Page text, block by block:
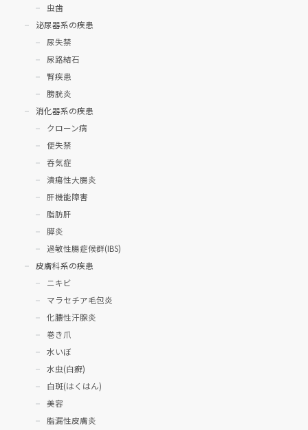
虫歯
泌尿器系の疾患
尿失禁
尿路結石
腎疾患
膀胱炎
消化器系の疾患
クローン病
便失禁
呑気症
潰瘍性大腸炎
肝機能障害
脂肪肝
膵炎
過敏性腸症候群(IBS)
皮膚科系の疾患
ニキビ
マラセチア毛包炎
化膿性汗腺炎
巻き爪
水いぼ
水虫(白癬)
白斑(はくはん)
美容
脂漏性皮膚炎